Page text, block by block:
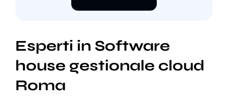
Esperti in Software
house gestionale cloud
Roma